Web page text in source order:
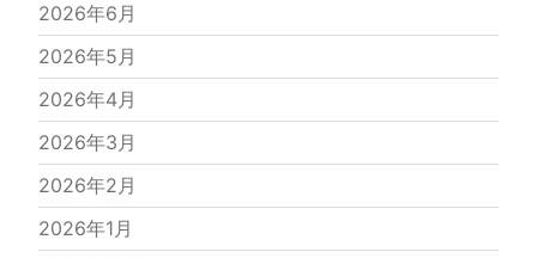
2026年6月
2026年5月
2026年4月
2026年3月
2026年2月
2026年1月